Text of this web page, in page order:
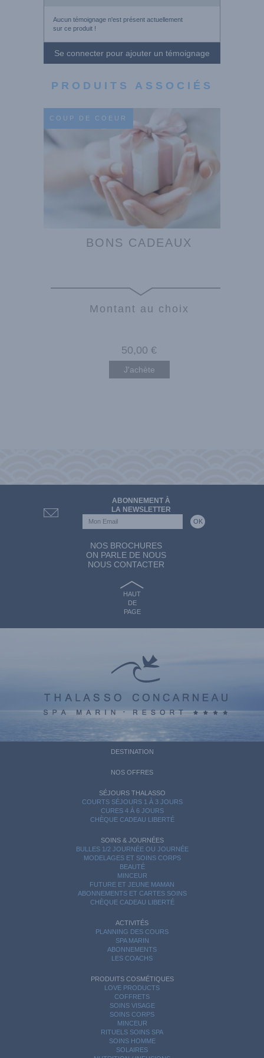
Aucun témoignage n'est présent actuellement
sur ce produit !
Se connecter pour ajouter un témoignage
PRODUITS ASSOCIÉS
COUP DE COEUR
BONS CADEAUX
Montant au choix
50,00 €
J'achète
ABONNEMENT À
LA NEWSLETTER
NOS BROCHURES
ON PARLE DE NOUS
NOUS CONTACTER
HAUT
DE
PAGE
DESTINATION
NOS OFFRES
SÉJOURS THALASSO
COURTS SÉJOURS 1 À 3 JOURS
CURES 4 À 6 JOURS
CHÈQUE CADEAU LIBERTÉ
SOINS & JOURNÉES
BULLES 1/2 JOURNÉE OU JOURNÉE
MODELAGES ET SOINS CORPS
BEAUTÉ
MINCEUR
FUTURE ET JEUNE MAMAN
ABONNEMENTS ET CARTES SOINS
CHÈQUE CADEAU LIBERTÉ
ACTIVITÉS
PLANNING DES COURS
SPA MARIN
ABONNEMENTS
LES COACHS
PRODUITS COSMÉTIQUES
LOVE PRODUCTS
COFFRETS
SOINS VISAGE
SOINS CORPS
MINCEUR
RITUELS SOINS SPA
SOINS HOMME
SOLAIRES